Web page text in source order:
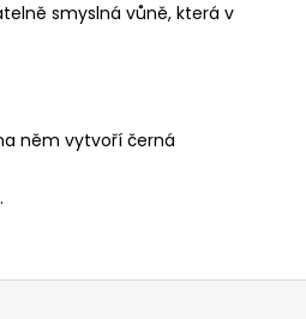
smyslná vůně, která v
něm vytvoří černá